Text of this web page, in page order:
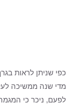
כפי שניתן לראות
מדי שנה ממשיכה
לפעם, ניכר כי